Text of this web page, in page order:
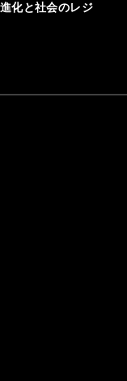
化と社会のレジ